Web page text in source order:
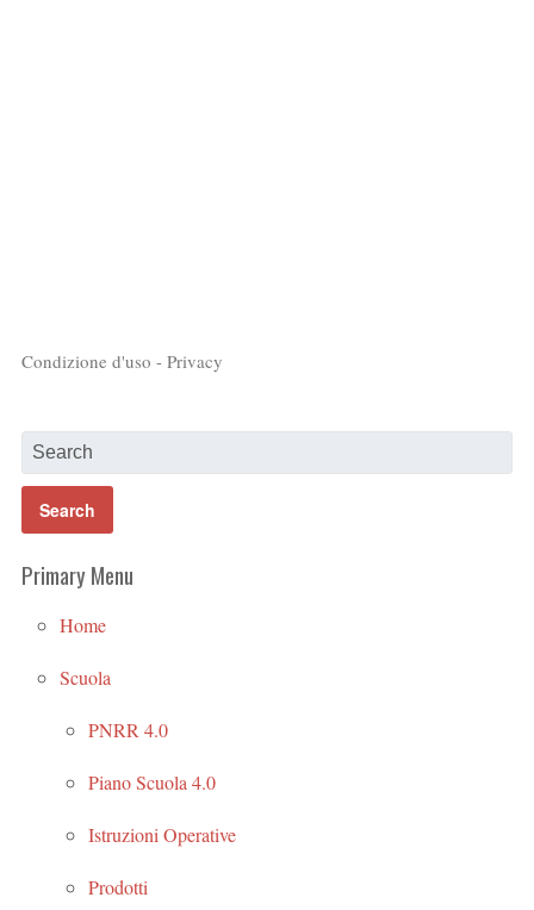
Condizione d'uso - Privacy
Primary Menu
Home
Scuola
PNRR 4.0
Piano Scuola 4.0
Istruzioni Operative
Prodotti